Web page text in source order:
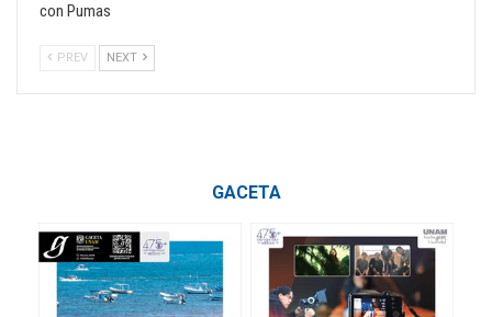
con Pumas
PREV NEXT
GACETA